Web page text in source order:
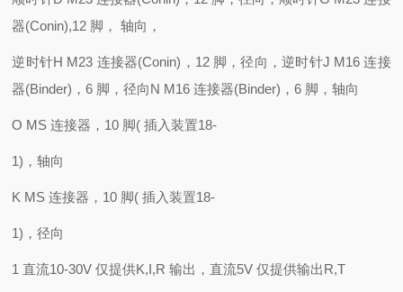
器(Conin),12 脚， 轴向，
逆时针H M23 连接器(Conin)，12 脚，径向，逆时针J M16 连接
器(Binder)，6 脚，径向N M16 连接器(Binder)，6 脚，轴向
O MS 连接器，10 脚( 插入装置18-
1)，轴向
K MS 连接器，10 脚( 插入装置18-
1)，径向
1 直流10-30V 仅提供K,I,R 输出，直流5V 仅提供输出R,T